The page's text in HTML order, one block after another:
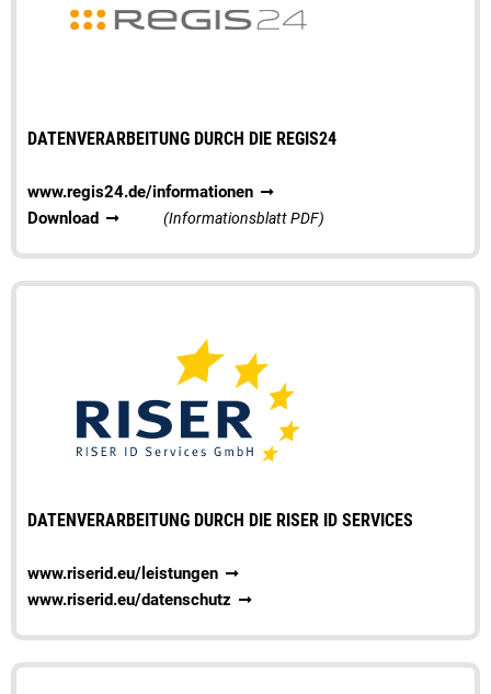
DATENVERARBEITUNG DURCH DIE REGIS24
www.regis24.de/informationen
Download
(Informationsblatt PDF)
DATENVERARBEITUNG DURCH DIE RISER ID SERVICES
www.riserid.eu/leistungen
www.riserid.eu/datenschutz